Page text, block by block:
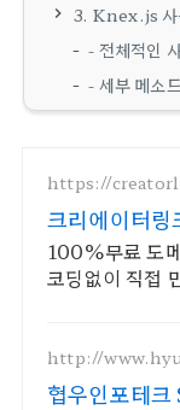
3. Knex.js 사
- 전체적인
- 세부 메소
https://
크리에이터링
100%무료 도
코딩없이 직접
http://
협우인포테